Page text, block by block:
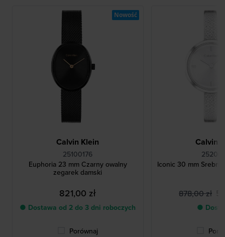
Calvin Klein
25100176
Euphoria 23 mm Czarny owalny
zegarek damski
821,00 zł
● Dostawa od 2 do 3 dni roboczych
Porównaj
Nowość
Calvin
Iconic 30 mm
878,00 zł
●